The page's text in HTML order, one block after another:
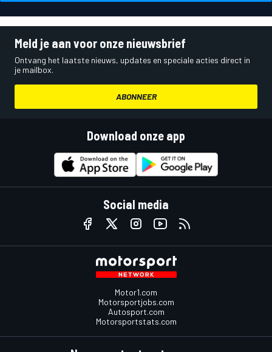
Meld je aan voor onze nieuwsbrief
Ontvang het laatste nieuws, updates en speciale acties direct in
je mailbox.
ABONNEER
Download onze app
Social media
Motor1.com
Motorsportjobs.com
Autosport.com
Motorsportstats.com